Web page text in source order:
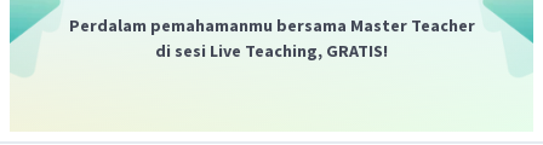
Perdalam pemahamanmu bersama Master Teacher
di sesi Live Teaching, GRATIS!